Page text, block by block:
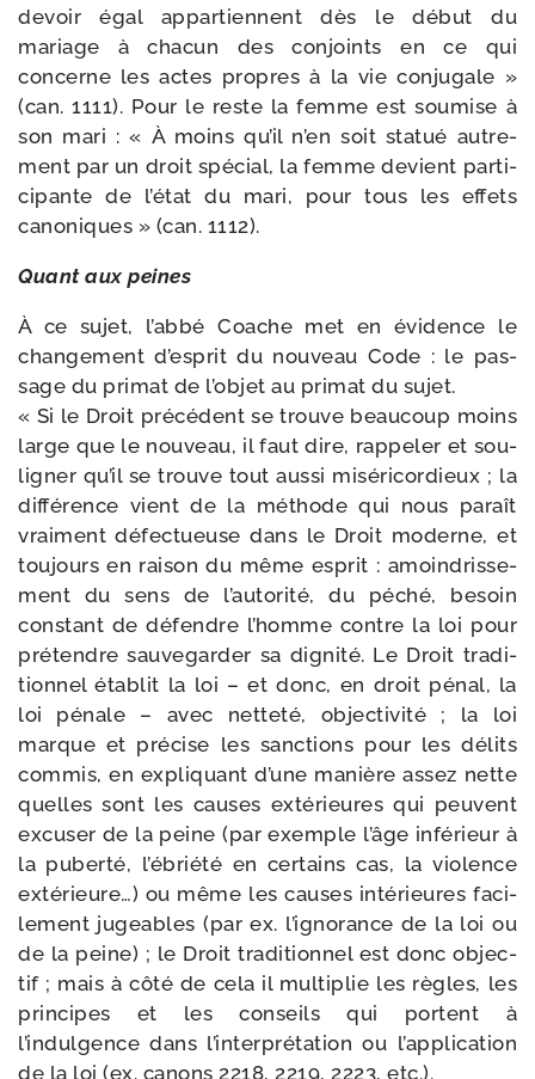
devoir égal appar­tiennent dès le début du
mariage à cha­cun des conjoints en ce qui
concerne les actes propres à la vie conju­gale »
(can. 1111). Pour le reste la femme est sou­mise à
son mari : « À moins qu’il n’en soit sta­tué autre­
ment par un droit spé­cial, la femme devient par­ti­
ci­pante de l’é­tat du mari, pour tous les effets
cano­niques » (can. 1112).
Quant aux peines
À ce sujet, l’abbé Coache met en évi­dence le
chan­ge­ment d’esprit du nou­veau Code : le pas­
sage du pri­mat de l’objet au pri­mat du sujet.
« Si le Droit pré­cé­dent se trouve beau­coup moins
large que le nou­veau, il faut dire, rap­pe­ler et sou­
li­gner qu’il se trouve tout aus­si misé­ri­cor­dieux ; la
dif­fé­rence vient de la méthode qui nous paraît
vrai­ment défec­tueuse dans le Droit moderne, et
tou­jours en rai­son du même esprit : amoin­dris­se­
ment du sens de l’autorité, du péché, besoin
constant de défendre l’homme contre la loi pour
pré­tendre sau­ve­gar­der sa digni­té. Le Droit tra­di­
tion­nel éta­blit la loi – et donc, en droit pénal, la
loi pénale – avec net­te­té, objec­ti­vi­té ; la loi
marque et pré­cise les sanc­tions pour les délits
com­mis, en expli­quant d’une manière assez nette
quelles sont les causes exté­rieures qui peuvent
excu­ser de la peine (par exemple l’âge infé­rieur à
la puber­té, l’ébriété en cer­tains cas, la vio­lence
exté­rieure…) ou même les causes inté­rieures faci­
le­ment jugeables (par ex. l’ignorance de la loi ou
de la peine) ; le Droit tra­di­tion­nel est donc objec­
tif ; mais à côté de cela il mul­ti­plie les règles, les
prin­cipes et les conseils qui portent à
l’indulgence dans l’interprétation ou l’application
de la loi (ex. canons 2218, 2219, 2223, etc.).